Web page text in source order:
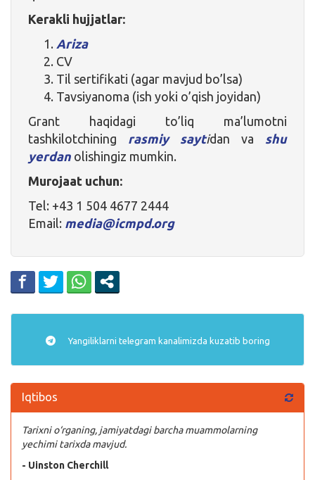
Kerakli hujjatlar:
Ariza
CV
Til sertifikati (agar mavjud bo’lsa)
Tavsiyanoma (ish yoki o’qish joyidan)
Grant haqidagi to’liq ma’lumotni
tashkilotchining rasmiy saytidan va shu
yerdan olishingiz mumkin.
Murojaat uchun:
Tel: +43 1 504 4677 2444
Email: media@icmpd.org
Yangiliklarni telegram kanalimizda kuzatib boring
Iqtibos
Tarixni o‘rganing, jamiyatdagi barcha muammolarning
yechimi tarixda mavjud.
- Uinston Cherchill